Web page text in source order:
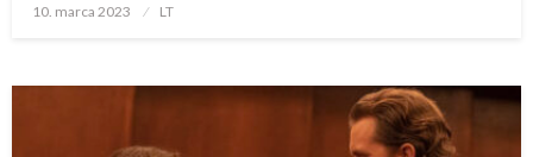
Posted
10. marca 2023 LT